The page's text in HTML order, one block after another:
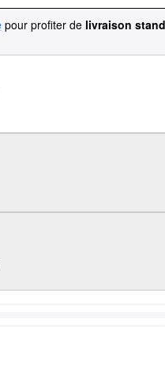
pour profiter de livraison